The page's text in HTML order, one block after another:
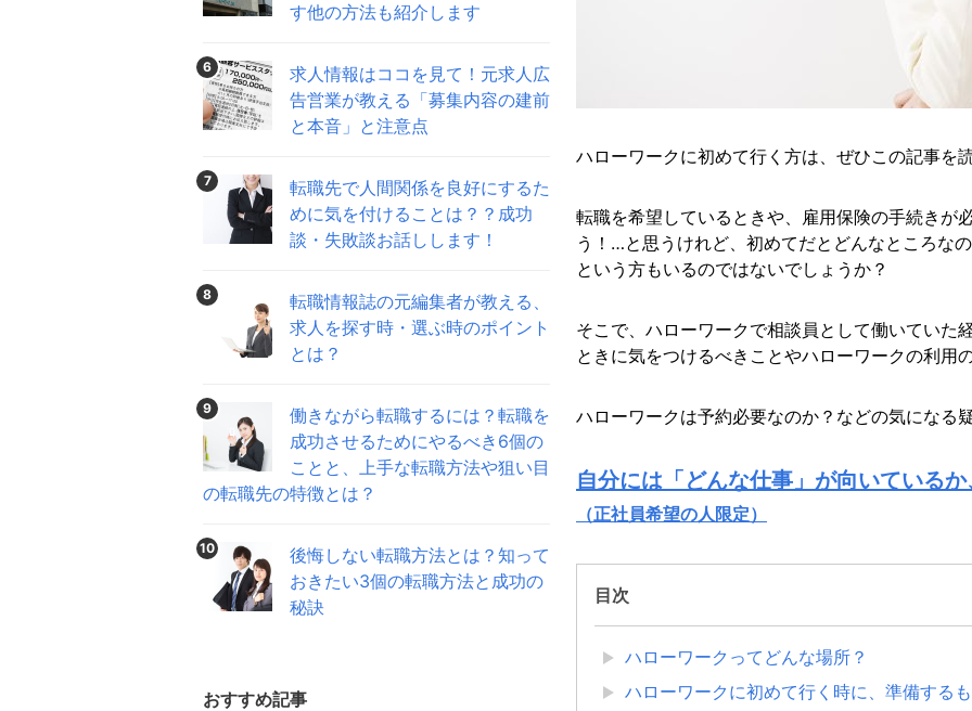
す他の方法も紹介します
6
求人情報はココを見て！元求人広
告営業が教える「募集内容の建前
と本音」と注意点
7
転職先で人間関係を良好にするた
めに気を付けることは？？成功
談・失敗談お話しします！
8
転職情報誌の元編集者が教える、
求人を探す時・選ぶ時のポイント
とは？
9
働きながら転職するには？転職を
成功させるためにやるべき6個の
ことと、上手な転職方法や狙い目
の転職先の特徴とは？
10
後悔しない転職方法とは？知って
おきたい3個の転職方法と成功の
秘訣
おすすめ記事
ハローワークに初めて行く方は、ぜひこの記事を
転職を希望しているときや、雇用保険の手続きが
う！…と思うけれど、初めてだとどんなところな
という方もいるのではないでしょうか？
そこで、ハローワークで相談員として働いていた
ときに気をつけるべきことやハローワークの利用
ハローワークは予約必要なのか？などの気になる
自分には「どんな仕事」が向いている
（正社員希望の人限定）
目次
ハローワークってどんな場所？
ハローワークに初めて行く時に、準備する